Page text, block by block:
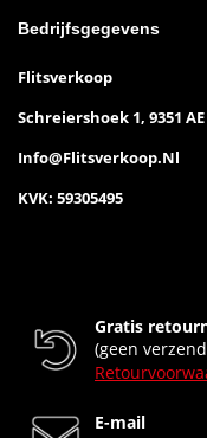
Bedrijfsgegevens
Flitsverkoop
Schreiershoek 1, 9351 AE
Info@flitsverkoop.nl
KVK: 59305495
Gratis
(geen
E-mail